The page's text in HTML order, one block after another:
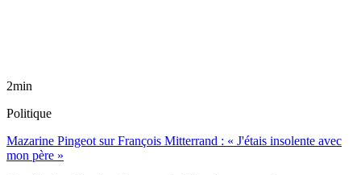
2min
Politique
Mazarine Pingeot sur François Mitterrand : « J'étais insolente avec
mon père »